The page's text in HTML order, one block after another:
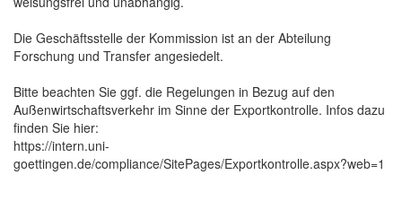
Die Geschäftsstelle der Kommission ist an der Abteilung
Forschung und Transfer angesiedelt.
Bitte beachten Sie ggf. die Regelungen in Bezug auf den
Außenwirtschaftsverkehr im Sinne der Exportkontrolle. Infos dazu
finden Sie hier:
https://intern.uni-
goettingen.de/compliance/SitePages/Exportkontrolle.aspx?web=1